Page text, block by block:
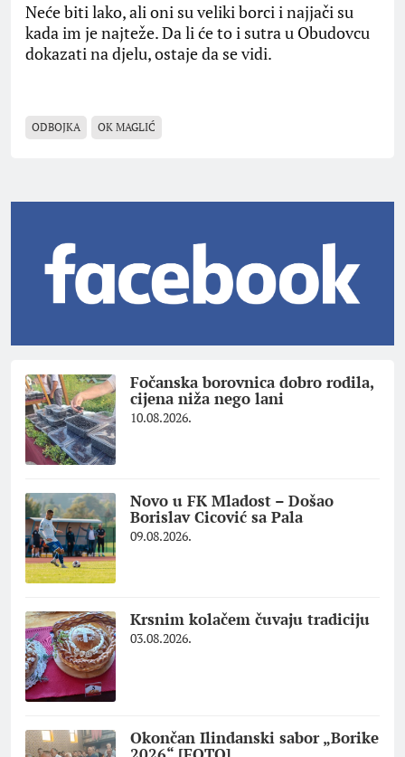
Neće biti lako, ali oni su veliki borci i najjači su
kada im je najteže. Da li će to i sutra u Obudovcu
dokazati na djelu, ostaje da se vidi.
ODBOJKA OK MAGLIĆ
Fočanska borovnica dobro rodila,
cijena niža nego lani
10.08.2026.
Novo u FK Mladost – Došao
Borislav Cicović sa Pala
09.08.2026.
Krsnim kolačem čuvaju tradiciju
03.08.2026.
Okončan Ilindanski sabor „Borike